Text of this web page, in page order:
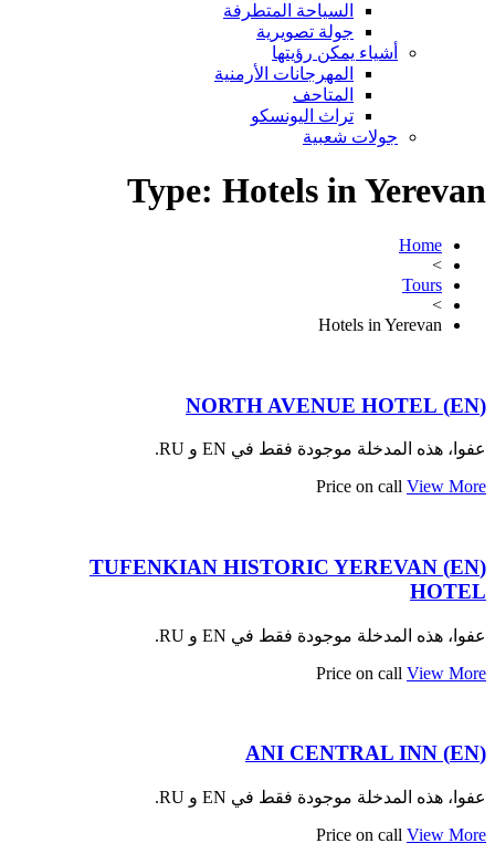
السياحة المتطرفة
جولة تصويرية
أشياء يمكن رؤيتها
المهرجانات الأرمنية
المتاحف
تراث اليونسكو
جولات شعبية
Type: Hotels in Yerevan
Home
>
Tours
>
Hotels in Yerevan
(EN) NORTH AVENUE HOTEL
عفوا، هذه المدخلة موجودة فقط في EN و RU.
Price on call View More
(EN) TUFENKIAN HISTORIC YEREVAN
HOTEL
عفوا، هذه المدخلة موجودة فقط في EN و RU.
Price on call View More
(EN) ANI CENTRAL INN
عفوا، هذه المدخلة موجودة فقط في EN و RU.
Price on call View More